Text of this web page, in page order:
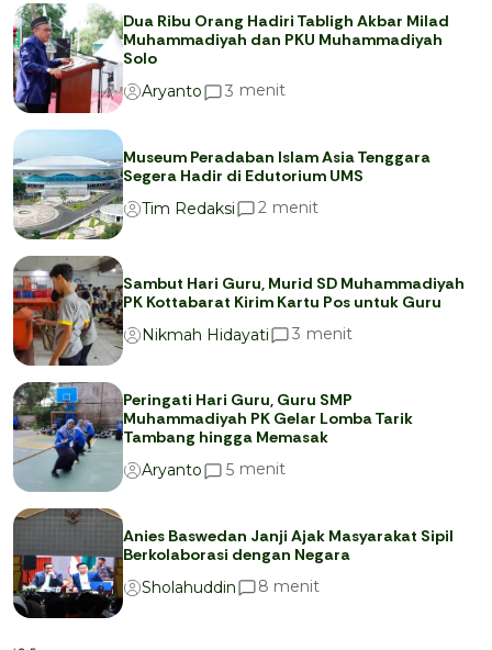
Dua Ribu Orang Hadiri Tabligh Akbar Milad
Muhammadiyah dan PKU Muhammadiyah
Solo
Aryanto
3 menit
Museum Peradaban Islam Asia Tenggara
Segera Hadir di Edutorium UMS
Tim Redaksi
2 menit
Sambut Hari Guru, Murid SD Muhammadiyah
PK Kottabarat Kirim Kartu Pos untuk Guru
Nikmah Hidayati
3 menit
Peringati Hari Guru, Guru SMP
Muhammadiyah PK Gelar Lomba Tarik
Tambang hingga Memasak
Aryanto
5 menit
Anies Baswedan Janji Ajak Masyarakat Sipil
Berkolaborasi dengan Negara
Sholahuddin
8 menit